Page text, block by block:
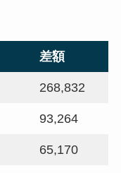
差額
268,832
93,264
65,170